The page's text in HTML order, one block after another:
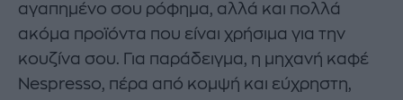
αγαπημένο σου ρόφημα, αλλά και πολλά
ακόμα προϊόντα που είναι χρήσιμα για την
κουζίνα σου. Για παράδειγμα, η μηχανή καφέ
Nespresso, πέρα από κομψή και εύχρηστη,